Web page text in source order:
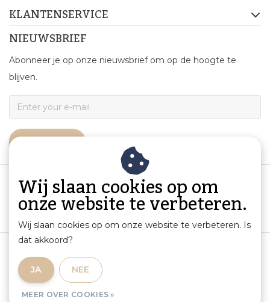
KLANTENSERVICE
NIEUWSBRIEF
Abonneer je op onze nieuwsbrief om op de hoogte te
blijven.
Productinformatie en aansprakelijkheid
Sitemap
Wij slaan cookies op om
onze website te verbeteren.
Wij slaan cookies op om onze website te verbeteren. Is
dat akkoord?
JA NEE
MEER OVER COOKIES »